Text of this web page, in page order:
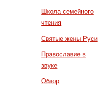
Школа семейного
чтения
Святые жены Руси
Православие в
звуке
Обзор